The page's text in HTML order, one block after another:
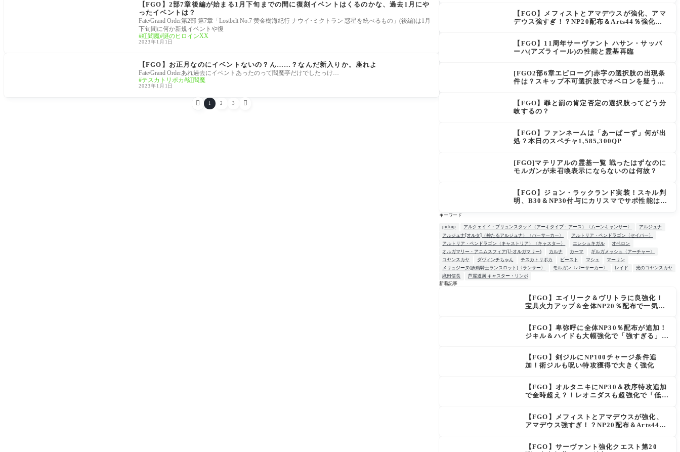
【FGO】2部7章後編が始まる1月下旬までの間に復刻イベントはくるのかな、過去1月にや
ったイベントは？
Fate/Grand Order第2部 第7章「Lostbelt No.7 黄金樹海紀行 ナウイ･ミクトラン 惑星を統べるもの」(後編)は1月
下旬間に何か新規イベントや復
紅閻魔 謎のヒロインXX
2023年1月1日
【FGO】お正月なのにイベントないの？ん……？なんだ新入りか。座れよ
Fate/Grand Orderあれ過去にイベントあったのって閻魔亭だけでしたっけ…
テスカトリポカ 紅閻魔
2023年1月1日
 1 2 3 
【FGO】メフィストとアマデウスが強化、アマ
デウス強すぎ！？NP20配布＆Arts44％強化に
【FGO】11周年サーヴァント ハサン・サッバ
ーハ(アズライール)の性能と霊基再臨
[FGO2部6章エピローグ]赤字の選択肢の出現条
件は？スキップ不可選択肢でオベロンを疑う選
出てくる
【FGO】罪と罰の肯定否定の選択肢ってどう分
岐するの？
【FGO】ファンネームは「あーぱーず」何が出
処？本日のスペチャ1,585,300QP
[FGO]マテリアルの霊基一覧 戦ったはずなのに
モルガンが未召喚表示にならないのは何故？
【FGO】ジョン・ラックランド実装！スキル判
明、B30＆NP30付与にカリスマでサポ性能は高
キーワード
pickup アルクェイド・ブリュンスタッド（アーキタイプ：アース）〈ムーンキャンサー〉
アルジュナ
アルジュナ[オルタ]（神たるアルジュナ）〈バーサーカー〉
アルトリア・ペンドラゴン〈セイバー〉
アルトリア・ペンドラゴン（キャストリア）〈キャスター〉
エレシュキガル
オベロン
オルガマリー・アニムスフィア(U-オルガマリー)
カルナ カーマ
ギルガメッシュ〈アーチャー〉
コヤンスカヤ
ダヴィンチちゃん テスカトリポカ ビースト マシュ
マーリン
メリュジーヌ(妖精騎士ランスロット)〈ランサー〉
モルガン〈バーサーカー〉 レイド
光のコヤンスカヤ
織田信長
芦屋道満 キャスター・リンボ
新着記事
【FGO】エイリーク＆ヴリトラに良強化！
宝具火力アップ＆全体NP20％配布で一気に
【FGO】卑弥呼に全体NP30％配布が追加！
ジキル＆ハイドも大幅強化で「強すぎる」の
【FGO】剣ジルにNP100チャージ条件追
加！術ジルも呪い特攻獲得で大きく強化
【FGO】オルタニキにNP30＆秩序特攻追加
で金時超え？！レオニダスも超強化で「低レ
【FGO】メフィストとアマデウスが強化、
アマデウス強すぎ！？NP20配布＆Arts44％
【FGO】サーヴァント強化クエスト第20